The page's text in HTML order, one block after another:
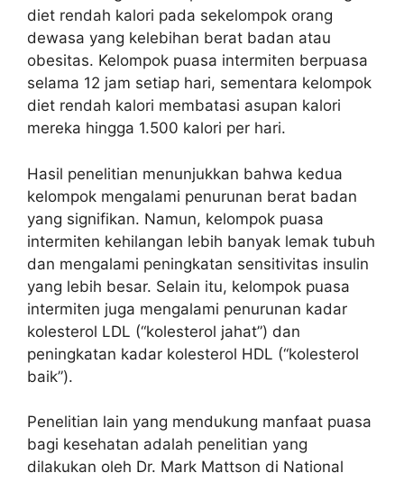
diet rendah kalori pada sekelompok orang
dewasa yang kelebihan berat badan atau
obesitas. Kelompok puasa intermiten berpuasa
selama 12 jam setiap hari, sementara kelompok
diet rendah kalori membatasi asupan kalori
mereka hingga 1.500 kalori per hari.
Hasil penelitian menunjukkan bahwa kedua
kelompok mengalami penurunan berat badan
yang signifikan. Namun, kelompok puasa
intermiten kehilangan lebih banyak lemak tubuh
dan mengalami peningkatan sensitivitas insulin
yang lebih besar. Selain itu, kelompok puasa
intermiten juga mengalami penurunan kadar
kolesterol LDL (“kolesterol jahat”) dan
peningkatan kadar kolesterol HDL (“kolesterol
baik”).
Penelitian lain yang mendukung manfaat puasa
bagi kesehatan adalah penelitian yang
dilakukan oleh Dr. Mark Mattson di National